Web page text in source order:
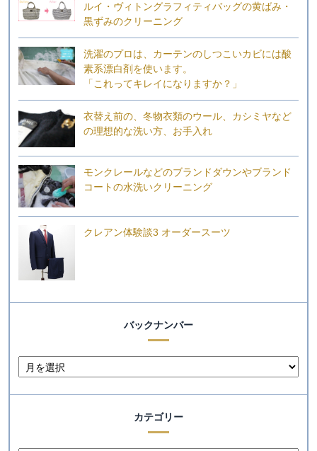
ルイ・ヴィトングラフィティバッグの黄ばみ・
黒ずみのクリーニング
洗濯のプロは、カーテンのしつこいカビには酸
素系漂白剤を使います。
「これってキレイになりますか？」
衣替え前の、冬物衣類のウール、カシミヤなど
の理想的な洗い方、お手入れ
モンクレールなどのブランドダウンやブランド
コートの水洗いクリーニング
クレアン体験談3 オーダースーツ
バックナンバー
カテゴリー